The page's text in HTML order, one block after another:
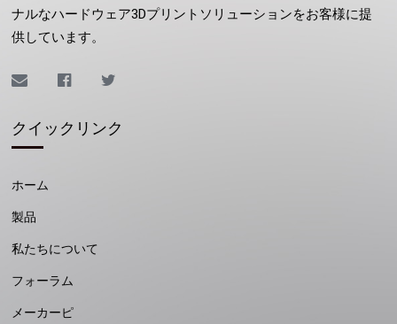
ナルなハードウェア3Dプリントソリューションをお客様に提
供しています。
クイックリンク
ホーム
製品
私たちについて
フォーラム
メーカーピ